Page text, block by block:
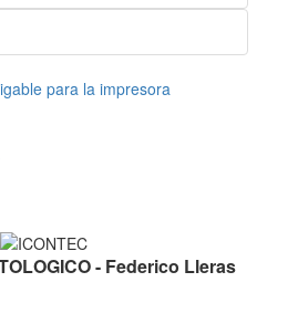
- Federico Lleras